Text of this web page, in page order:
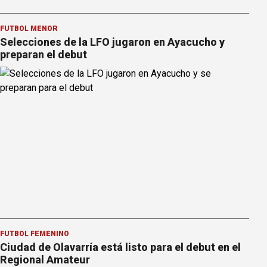
FÚTBOL MENOR
Selecciones de la LFO jugaron en Ayacucho y
preparan el debut
FÚTBOL FEMENINO
Ciudad de Olavarría está listo para el debut en el
Regional Amateur